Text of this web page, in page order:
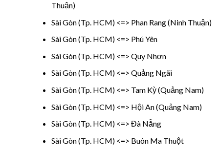
Thuận)
Sài Gòn (Tp. HCM) <=> Phan Rang (Ninh Thuận)
Sài Gòn (Tp. HCM) <=> Phú Yên
Sài Gòn (Tp. HCM) <=> Quy Nhơn
Sài Gòn (Tp. HCM) <=> Quảng Ngãi
Sài Gòn (Tp. HCM) <=> Tam Kỳ (Quảng Nam)
Sài Gòn (Tp. HCM) <=> Hội An (Quảng Nam)
Sài Gòn (Tp. HCM) <=> Đà Nẵng
Sài Gòn (Tp. HCM) <=> Buôn Ma Thuột